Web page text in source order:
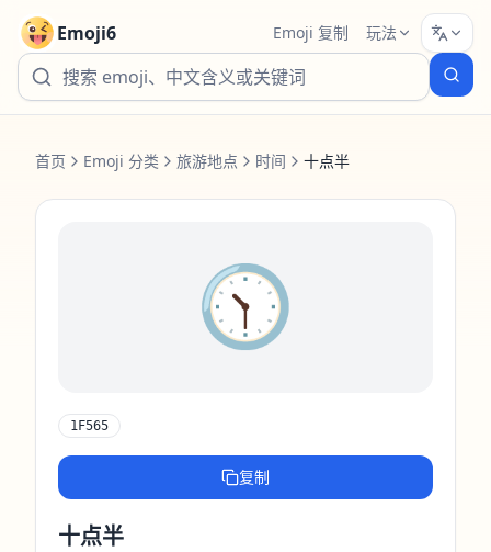
Emoji6 Emoji 复制 玩法
首页 Emoji 分类 旅游地点 时间 十点半
🕥️
1F565
复制
十点半